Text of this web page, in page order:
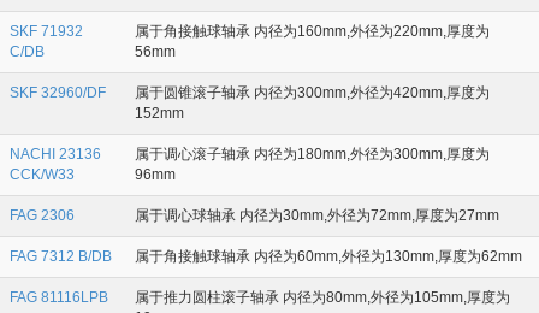
SKF 71932
C/DB
属于角接触球轴承 内径为160mm,外径为220mm,厚度为
56mm
SKF 32960/DF
属于圆锥滚子轴承 内径为300mm,外径为420mm,厚度为
152mm
NACHI 23136
CCK/W33
属于调心滚子轴承 内径为180mm,外径为300mm,厚度为
96mm
FAG 2306 属于调心球轴承 内径为30mm,外径为72mm,厚度为27mm
FAG 7312 B/DB 属于角接触球轴承 内径为60mm,外径为130mm,厚度为62mm
FAG 81116LPB
属于推力圆柱滚子轴承 内径为80mm,外径为105mm,厚度为